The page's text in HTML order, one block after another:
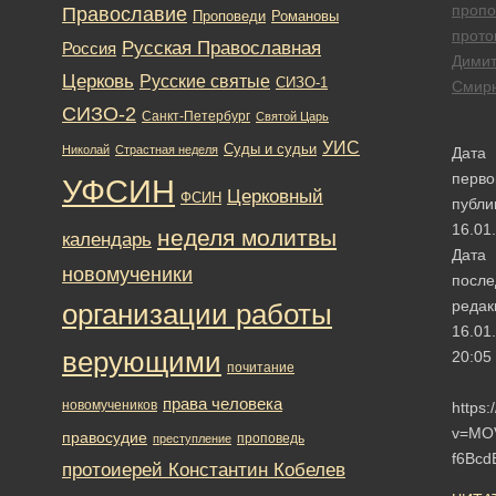
Дата
Дата
20:05
Православие Проповеди Романовы
Россия Русская Православная
Церковь Русские святые СИЗО-1
СИЗО-2 Санкт-Петербург Святой Царь
Николай Страстная неделя Суды и судьи УИС
УФСИН ФСИН Церковный
календарь неделя молитвы
новомученики
организации работы
верующими почитание
новомучеников права человека
правосудие преступление проповедь
протоиерей Константин Кобелев